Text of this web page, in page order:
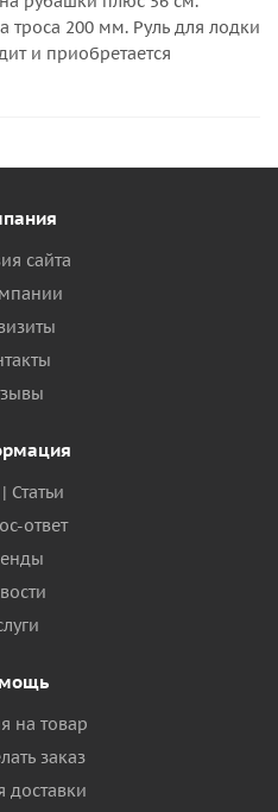
троса 200 мм. Руль для лодки
и приобретается
сайта
Статьи
ответ
на товар
заказ
доставки